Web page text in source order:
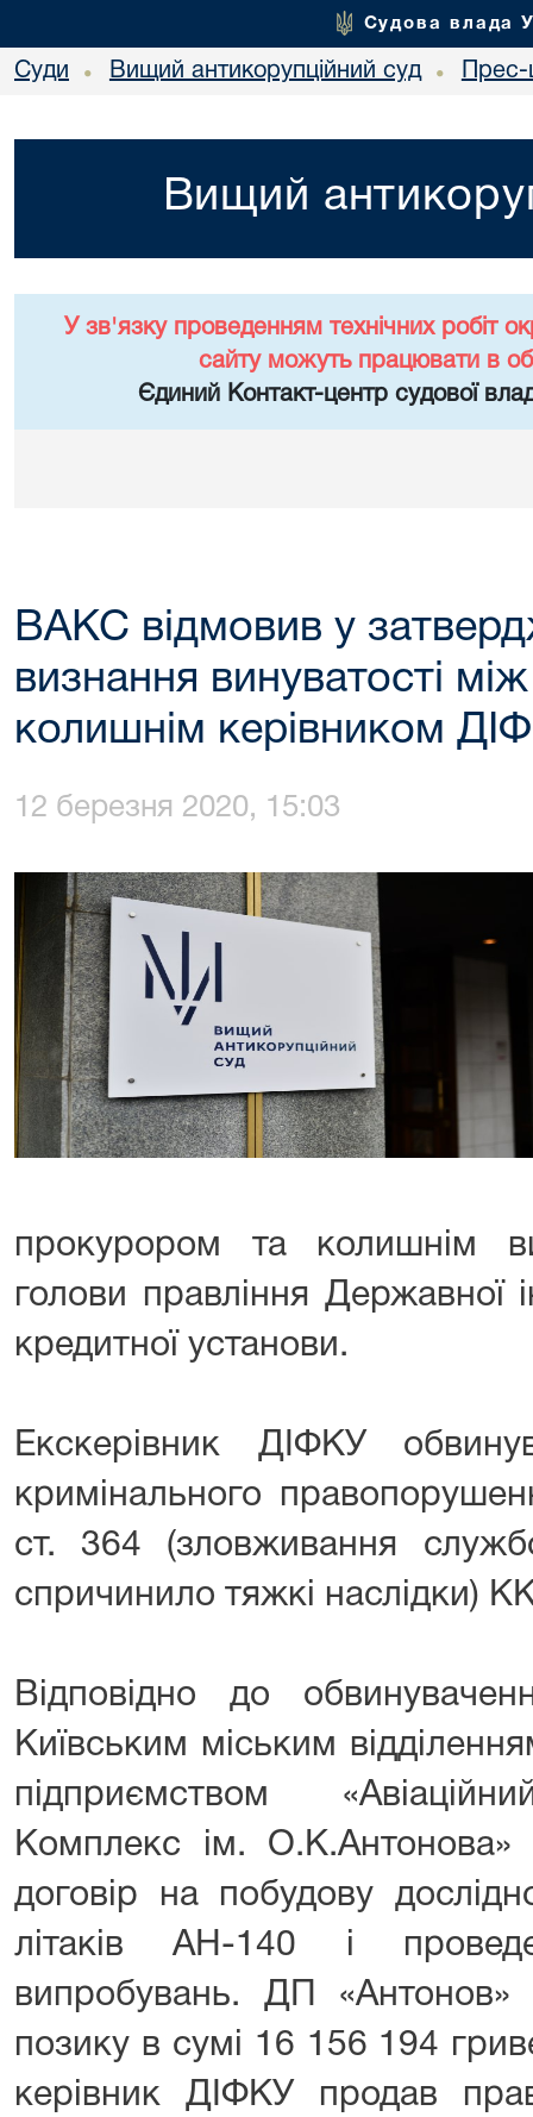
Судова влада
Суди • Вищий антикорупційний суд •
Вищий
У зв'язку проведенням технічних робіт
сайту можуть працювати в
Єдиний Контакт-центр судової
ВАКС відмовив у
визнання винуватості
колишнім керівником
12 березня 2020, 15:03
прокурором та колишнім
голови правління Державної
кредитної установи.
Екскерівник ДІФКУ
кримінального
ст. 364 (зловживання
спричинило тяжкі наслідки)
Відповідно до
Київським міським
підприємством
Комплекс ім. О.К.Антонова»
договір на побудову
літаків АН-140 і
випробувань. ДП «Антонов»
позику в сумі 16 156 194
керівник ДІФКУ продав